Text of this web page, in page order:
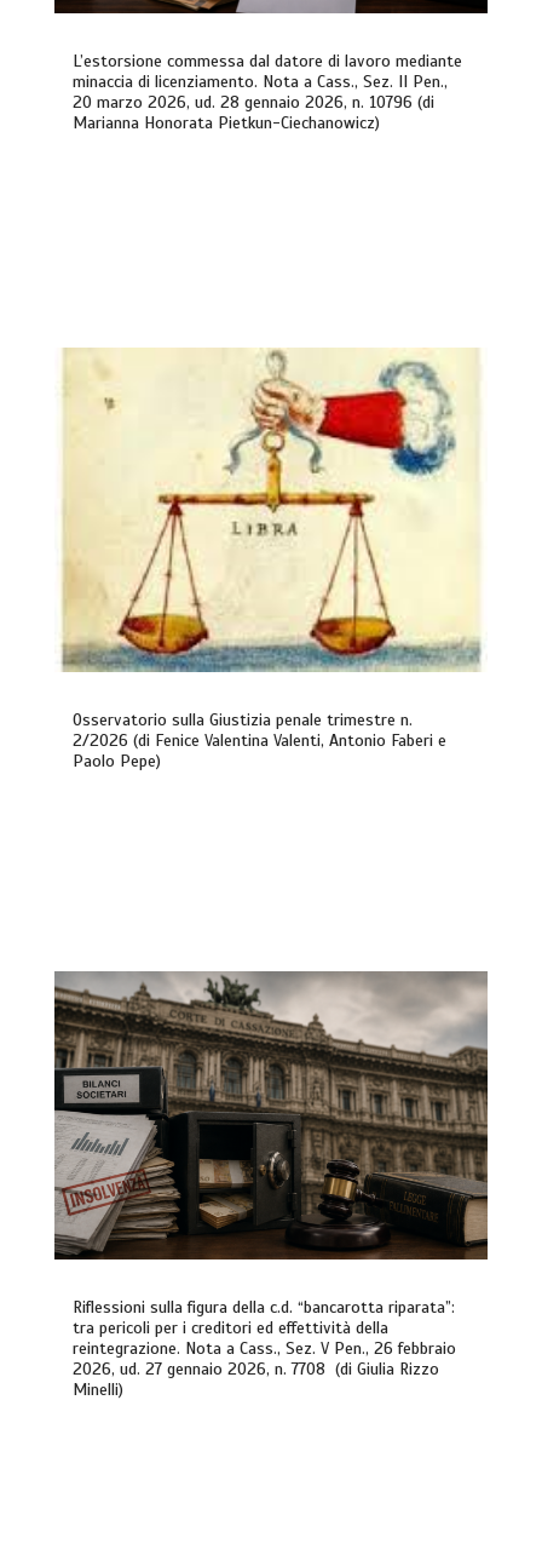
L’estorsione commessa dal datore di lavoro mediante
minaccia di licenziamento. Nota a Cass., Sez. II Pen.,
20 marzo 2026, ud. 28 gennaio 2026, n. 10796 (di
Marianna Honorata Pietkun-Ciechanowicz)
Osservatorio sulla Giustizia penale trimestre n.
2/2026 (di Fenice Valentina Valenti, Antonio Faberi e
Paolo Pepe)
Riflessioni sulla figura della c.d. “bancarotta riparata”:
tra pericoli per i creditori ed effettività della
reintegrazione. Nota a Cass., Sez. V Pen., 26 febbraio
2026, ud. 27 gennaio 2026, n. 7708 (di Giulia Rizzo
Minelli)